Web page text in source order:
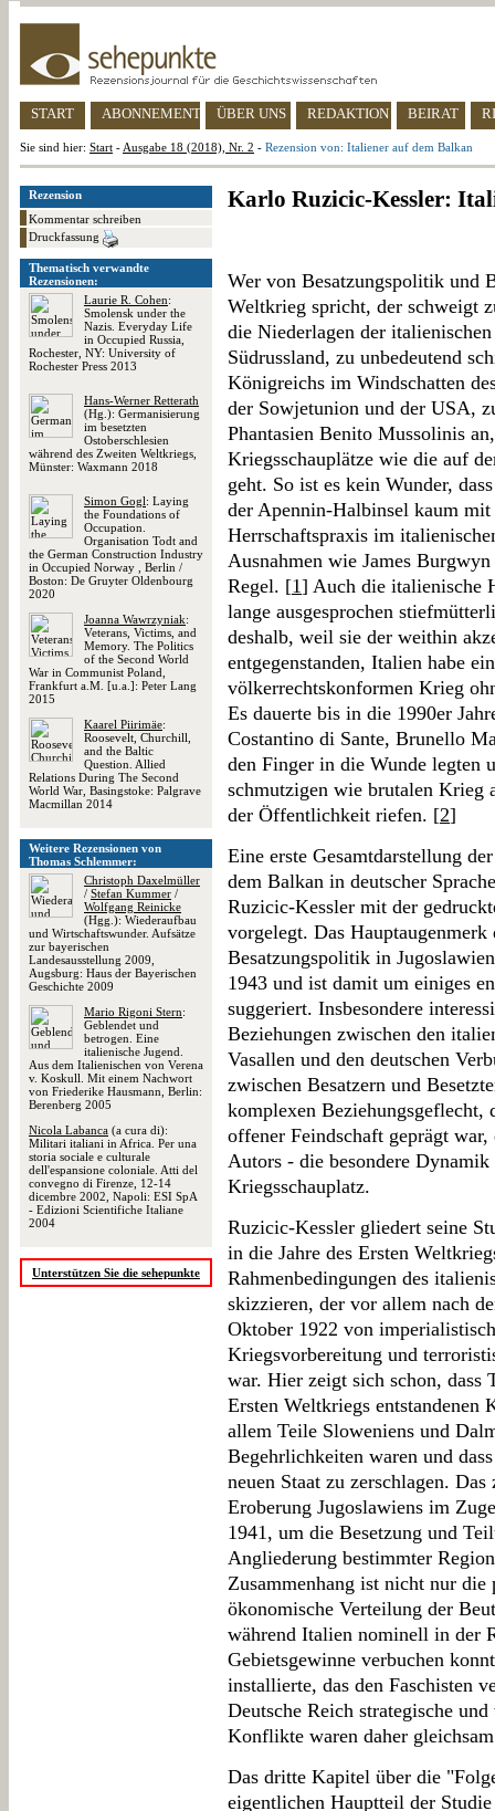
START ABONNEMENT ÜBER UNS REDAKTION BEIRAT
Sie sind hier: Start - Ausgabe 18 (2018), Nr. 2 - Rezension von: Italiener auf dem Balkan
Rezension
Kommentar schreiben
Druckfassung
Thematisch verwandte
Rezensionen:
Laurie R. Cohen:
Smolensk under the
Nazis. Everyday Life
in Occupied Russia,
Rochester, NY: University of
Rochester Press 2013
Hans-Werner Retterath
(Hg.): Germanisierung
im besetzten
Ostoberschlesien
während des Zweiten Weltkriegs,
Münster: Waxmann 2018
Simon Gogl: Laying
the Foundations of
Occupation.
Organisation Todt and
the German Construction Industry
in Occupied Norway , Berlin /
Boston: De Gruyter Oldenbourg
2020
Joanna Wawrzyniak:
Veterans, Victims, and
Memory. The Politics
of the Second World
War in Communist Poland,
Frankfurt a.M. [u.a.]: Peter Lang
2015
Kaarel Piirimäe:
Roosevelt, Churchill,
and the Baltic
Question. Allied
Relations During The Second
World War, Basingstoke: Palgrave
Macmillan 2014
Weitere Rezensionen von
Thomas Schlemmer:
Christoph Daxelmüller
/ Stefan Kummer /
Wolfgang Reinicke
(Hgg.): Wiederaufbau
und Wirtschaftswunder. Aufsätze
zur bayerischen
Landesausstellung 2009,
Augsburg: Haus der Bayerischen
Geschichte 2009
Mario Rigoni Stern:
Geblendet und
betrogen. Eine
italienische Jugend.
Aus dem Italienischen von Verena
v. Koskull. Mit einem Nachwort
von Friederike Hausmann, Berlin:
Berenberg 2005
Nicola Labanca (a cura di):
Militari italiani in Africa. Per una
storia sociale e culturale
dell'espansione coloniale. Atti del
convegno di Firenze, 12-14
dicembre 2002, Napoli: ESI SpA
- Edizioni Scientifiche Italiane
2004
Unterstützen Sie die sehepunkte
Karlo Ruzicic-Kessler:
Wer von Besatzungspolitik und
Weltkrieg spricht, der schweigt
die Niederlagen der
Südrussland, zu unbedeutend
Königreichs im Windschatten
der Sowjetunion und der USA,
Phantasien Benito Mussolinis
Kriegsschauplätze wie die auf
geht. So ist es kein Wunder,
der Apennin-Halbinsel kaum
Herrschaftspraxis im
Ausnahmen wie James
Regel. [1] Auch die italienische
lange ausgesprochen
deshalb, weil sie der weithin
entgegenstanden, Italien habe
völkerrechtskonformen Krieg
Es dauerte bis in die 1990er
Costantino di Sante, Brunello
den Finger in die Wunde legten
schmutzigen wie brutalen Krieg
der Öffentlichkeit riefen. [2]
Eine erste Gesamtdarstellung
dem Balkan in deutscher
Ruzicic-Kessler mit der
vorgelegt. Das
Besatzungspolitik in
1943 und ist damit um einiges
suggeriert. Insbesondere
Beziehungen zwischen den
Vasallen und den deutschen
zwischen Besatzern und
komplexen
offener Feindschaft geprägt
Autors - die besondere
Kriegsschauplatz.
Ruzicic-Kessler gliedert seine
in die Jahre des Ersten
Rahmenbedingungen des
skizzieren, der vor allem nach
Oktober 1922 von
Kriegsvorbereitung und
war. Hier zeigt sich schon, dass
Ersten Weltkriegs entstandenen
allem Teile Sloweniens und
Begehrlichkeiten waren und
neuen Staat zu zerschlagen.
Eroberung Jugoslawiens im
1941, um die Besetzung und
Angliederung bestimmter
Zusammenhang ist nicht nur
ökonomische Verteilung der
während Italien nominell in der
Gebietsgewinne verbuchen
installierte, das den Faschisten
Deutsche Reich strategische
Konflikte waren daher
Das dritte Kapitel über die
eigentlichen Hauptteil der